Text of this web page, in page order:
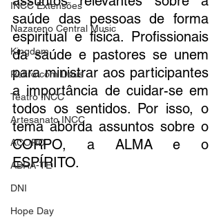
INCC Extensões
Nazareno Central Music
Kingdom
Retiro com Deus
Teatro INCC
Artesanato INCC
ACORD
ABRA-TE
DNI
Hope Day
saúde das pessoas de forma
espiritual e física. Profissionais
da saúde e pastores se unem
para ministrar aos participantes
a importância de cuidar-se em
todos os sentidos. Por isso, o
tema aborda assuntos sobre o
CORPO, a ALMA e o
ESPÍRITO.